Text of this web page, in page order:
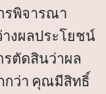
รพิจารณา
งผลประโยชน์
รตัดสินว่าผล
กว่า คุณมีสิทธิ์